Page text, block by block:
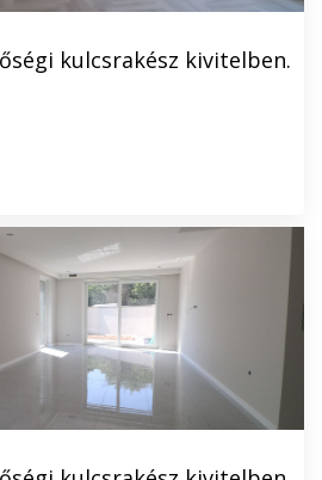
kulcsrakész kivitelben.